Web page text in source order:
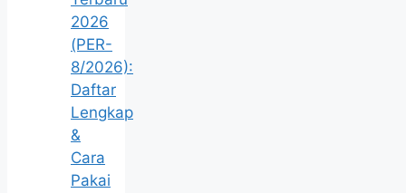
2026
(PER-
8/2026):
Daftar
Lengkap
&
Cara
Pakai